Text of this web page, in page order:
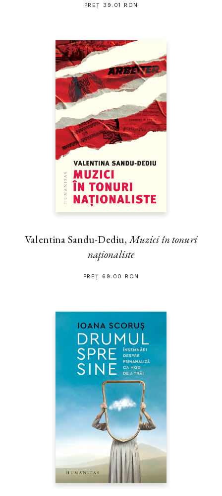
PREȚ 39.01 RON
Valentina Sandu-Dediu,Muzici în tonuri
naţionaliste
PREȚ 69.00 RON